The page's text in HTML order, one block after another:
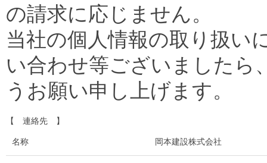
の請求に応じません。
当社の個人情報の取り扱い
い合わせ等ございましたら
うお願い申し上げます。
【 連絡先 】
名称 岡本建設株式会社